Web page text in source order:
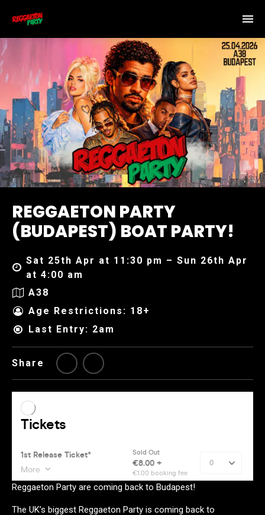
REGGAETON PARTY
(BUDAPEST) BOAT PARTY!
Sat 25th Apr at 11:30 pm – Sun 26th Apr
at 4:00 am
A38
Age Restrictions: 18+
Last Entry: 2am
Share
Reggaeton Party are coming back to Budapest!
The UK’s biggest Reggaeton Party is coming back to